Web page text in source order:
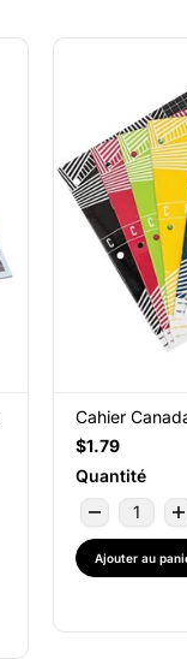
Cahier
$1.79
Quantité
Ajouter au